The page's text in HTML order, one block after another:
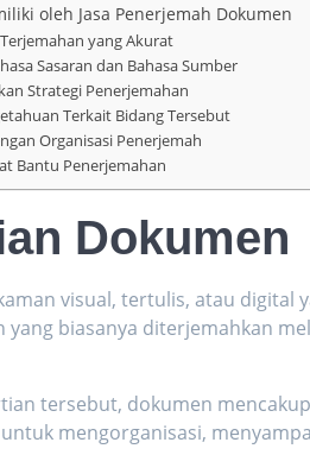
oleh Jasa Penerjemah Dokumen
yang Akurat
Sasaran dan Bahasa Sumber
Strategi Penerjemahan
Terkait Bidang Tersebut
Organisasi Penerjemah
Bantu Penerjemahan
Dokumen
visual, tertulis, atau digital
yang biasanya diterjemahkan
tersebut, dokumen
mengorganisasi,